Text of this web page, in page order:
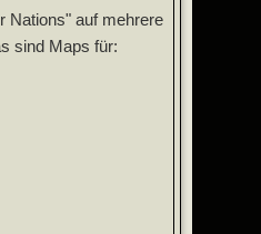
Nations" auf mehrere
sind Maps für: